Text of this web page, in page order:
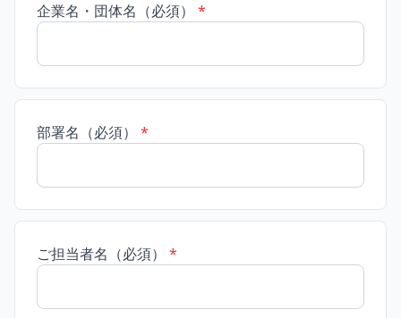
企業名・団体名（必須） *
部署名（必須） *
ご担当者名（必須） *